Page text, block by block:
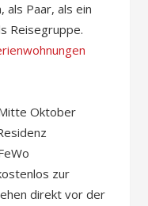
als Paar, als ein
Reisegruppe.
Oktober
zur
direkt vor der